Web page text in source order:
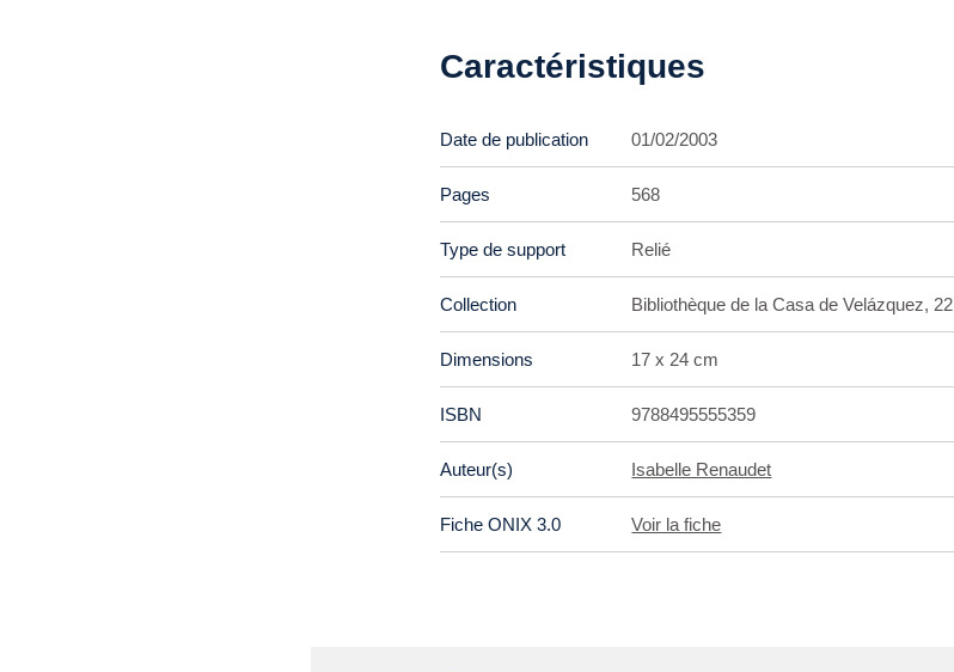
Caractéristiques
Date de publication 01/02/2003
Pages 568
Type de support Relié
Collection Bibliothèque de la Casa de Velázquez, 22
Dimensions 17 x 24 cm
ISBN 9788495555359
Auteur(s) Isabelle Renaudet
Fiche ONIX 3.0 Voir la fiche